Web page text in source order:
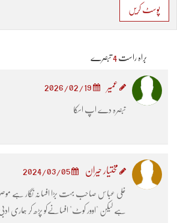
پوسٹ کریں
براہ راست 4تبصرے
عمیر 2026/02/19
تبصرہ دے اپ اسکا
مختیار حیران 2024/03/05
غلی عباس صاحب بہت بڑا افسانہ نگار ہے
ہے لیکن "اوور کوٹ" افسانےکو پڑھ کر ہماری